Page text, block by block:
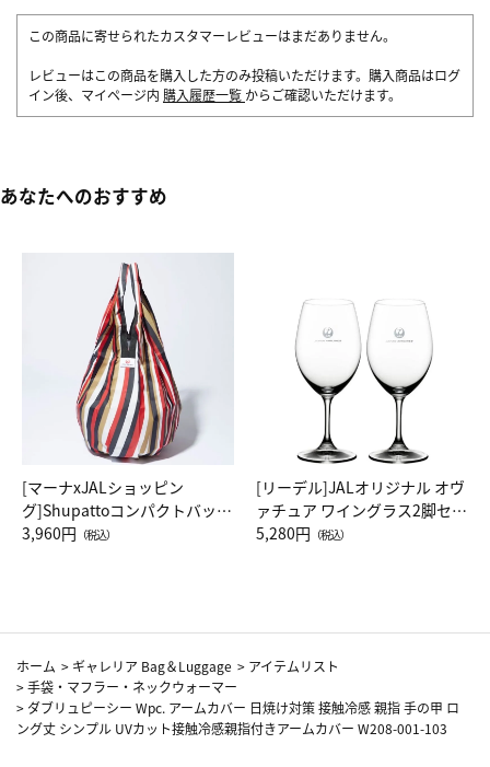
この商品に寄せられたカスタマーレビューはまだありません。
レビューはこの商品を購入した方のみ投稿いただけます。購入商品はログ
イン後、マイページ内 購入履歴一覧 からご確認いただけます。
あなたへのおすすめ
[マーナxJALショッピン
グ]Shupattoコンパクトバッグ
Drop JAL客室乗務員（LC）ス
3,960円 （税込）
[リーデル]JALオリジナル オヴ
ァチュア ワイングラス2脚セッ
ト（レッドワイン）
5,280円 （税込）
ホーム > ギャレリア Bag＆Luggage > アイテムリスト
>手袋・マフラー・ネックウォーマー
> ダブリュピーシー Wpc. アームカバー 日焼け対策 接触冷感 親指 手の甲 ロ
ング丈 シンプル UVカット接触冷感親指付きアームカバー W208-001-103